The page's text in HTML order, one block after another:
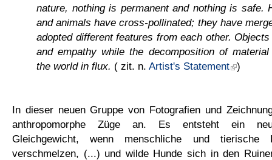
nature, nothing is permanent and nothing is safe.
and animals have cross-pollinated; they have
adopted different features from each other.
and empathy while the decomposition of
the world in flux. ( zit. n. Artist's Statement )
In dieser neuen Gruppe von Fotografien und
anthropomorphe Züge an. Es entsteht ein
Gleichgewicht, wenn menschliche und tierische
verschmelzen, (...) und wilde Hunde sich in den